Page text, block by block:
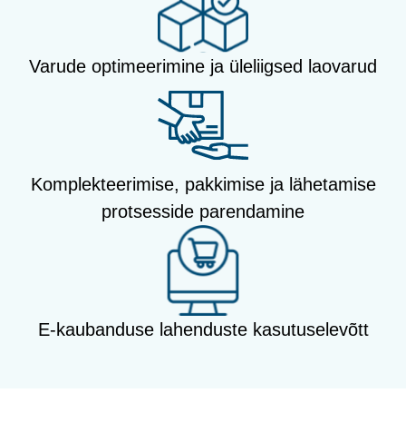
Varude optimeerimine ja üleliigsed laovarud
Komplekteerimise, pakkimise ja lähetamise
protsesside parendamine
E-kaubanduse lahenduste kasutuselevõtt